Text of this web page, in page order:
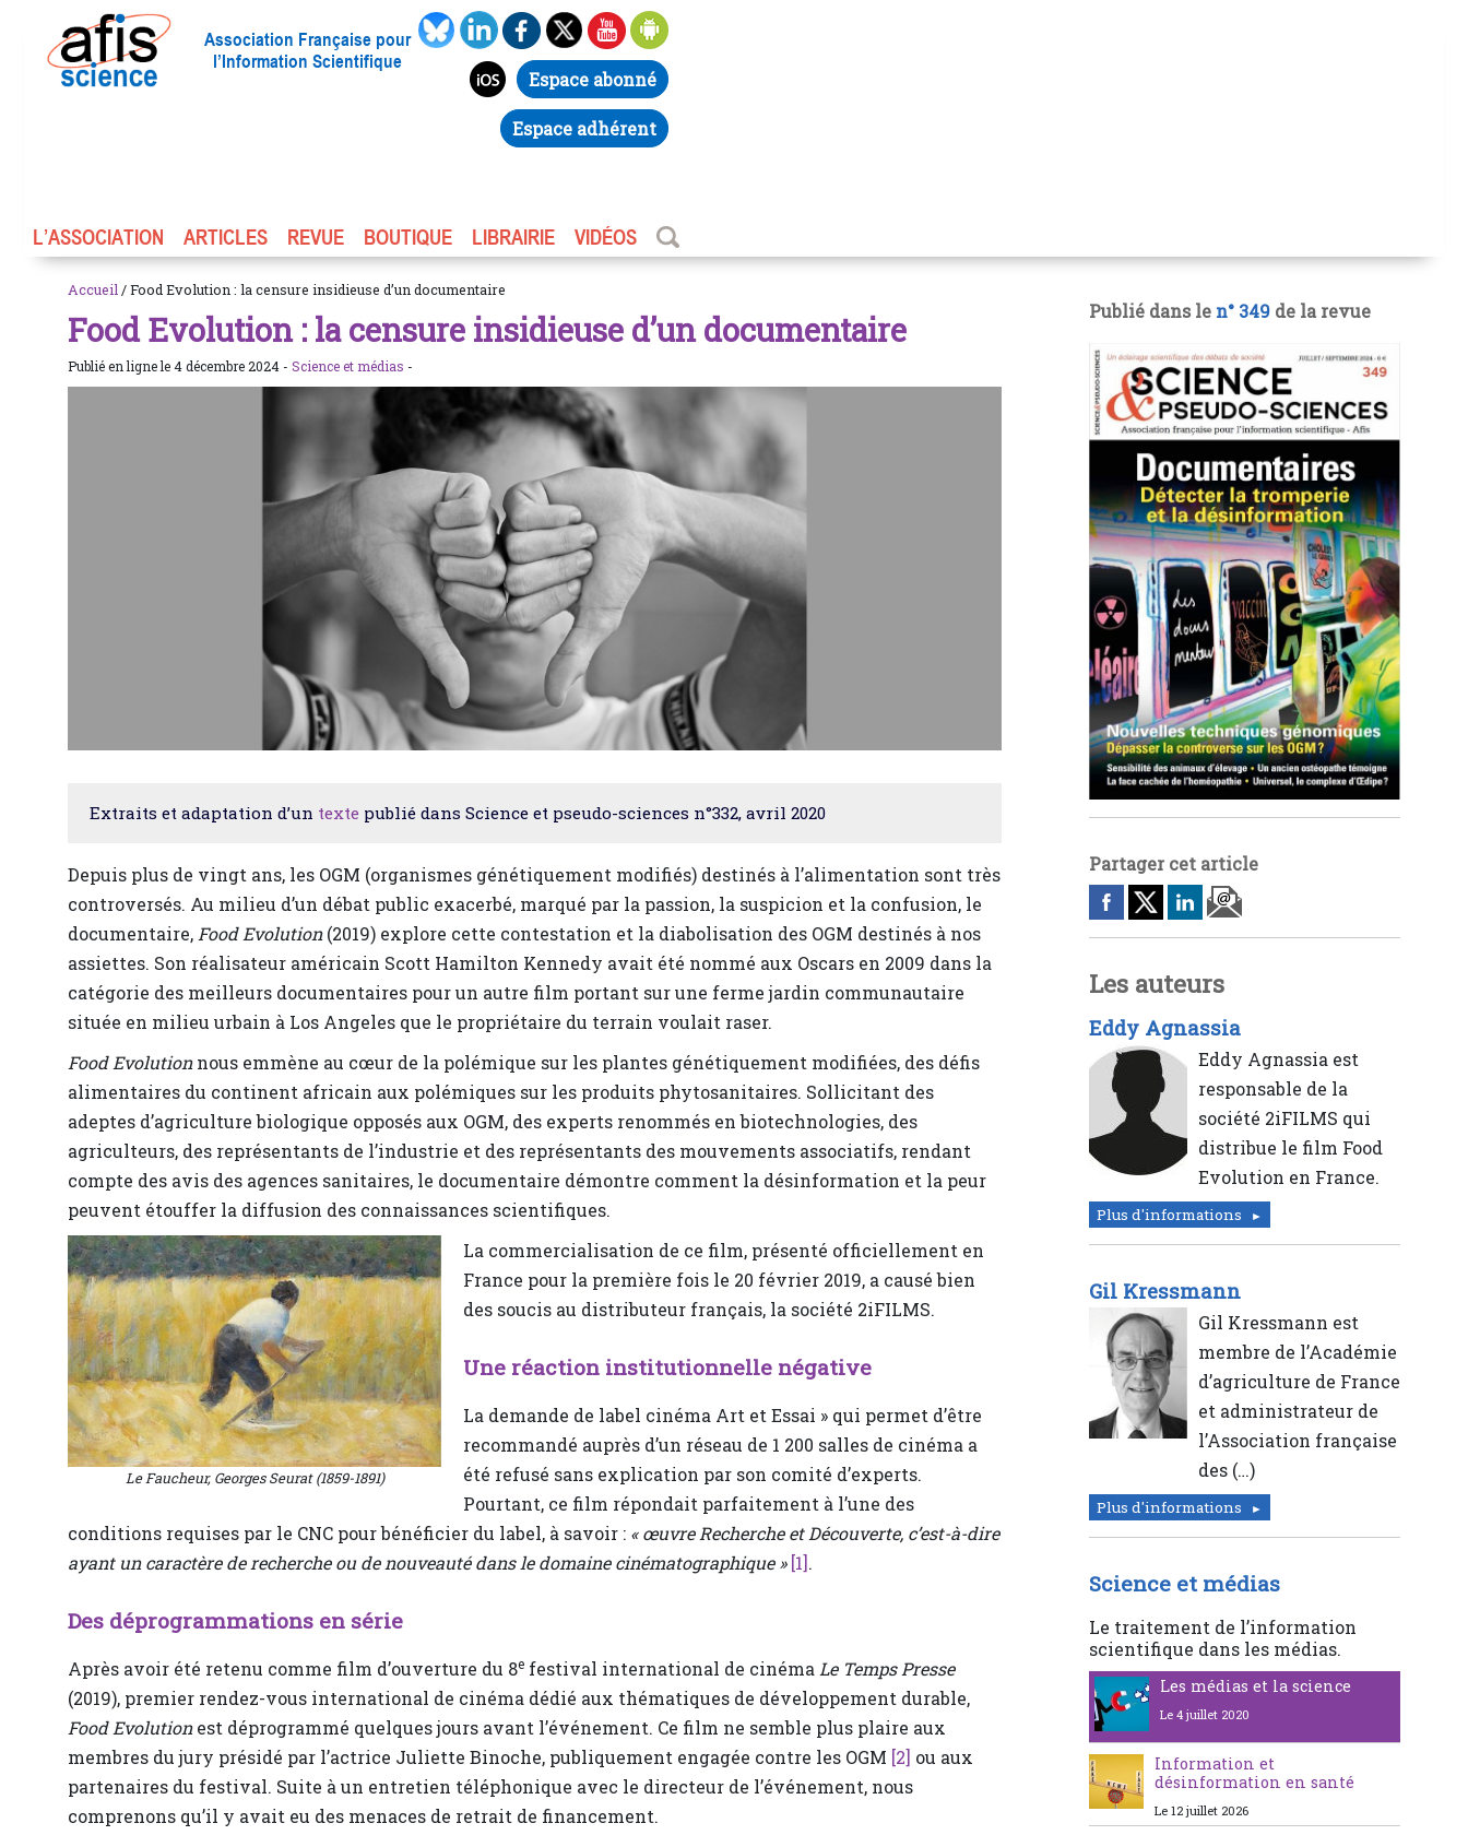
Association Française pour
l’Information Scientifique
Espace abonné
Espace adhérent
L’ASSOCIATION ARTICLES REVUE BOUTIQUE LIBRAIRIE VIDÉOS
Accueil / Food Evolution : la censure insidieuse d’un documentaire
Food Evolution : la censure insidieuse d’un documentaire
Publié en ligne le 4 décembre 2024 - Science et médias -
Extraits et adaptation d’un texte publié dans Science et pseudo-sciences n°332, avril 2020
Depuis plus de vingt ans, les OGM (organismes génétiquement modifiés) destinés à l’alimentation sont très
controversés. Au milieu d’un débat public exacerbé, marqué par la passion, la suspicion et la confusion, le
documentaire, Food Evolution(2019) explore cette contestation et la diabolisation des OGM destinés à nos
assiettes. Son réalisateur américain Scott Hamilton Kennedy avait été nommé aux Oscars en 2009 dans la
catégorie des meilleurs documentaires pour un autre film portant sur une ferme jardin communautaire
située en milieu urbain à Los Angeles que le propriétaire du terrain voulait raser.
Food Evolutionnous emmène au cœur de la polémique sur les plantes génétiquement modifiées, des défis
alimentaires du continent africain aux polémiques sur les produits phytosanitaires. Sollicitant des
adeptes d’agriculture biologique opposés aux OGM, des experts renommés en biotechnologies, des
agriculteurs, des représentants de l’industrie et des représentants des mouvements associatifs, rendant
compte des avis des agences sanitaires, le documentaire démontre comment la désinformation et la peur
peuvent étouffer la diffusion des connaissances scientifiques.
Le Faucheur, Georges Seurat (1859-1891)
La commercialisation de ce film, présenté officiellement en
France pour la première fois le 20 février 2019, a causé bien
des soucis au distributeur français, la société 2iFILMS.
Une réaction institutionnelle négative
La demande de label cinéma Art et Essai » qui permet d’être
recommandé auprès d’un réseau de 1 200 salles de cinéma a
été refusé sans explication par son comité d’experts.
Pourtant, ce film répondait parfaitement à l’une des
conditions requises par le CNC pour bénéficier du label, à savoir : « œuvre Recherche et Découverte, c’est-à-dire
ayant un caractère de recherche ou de nouveauté dans le domaine cinématographique » [1].
Des déprogrammations en série
Après avoir été retenu comme film d’ouverture du 8e festival international de cinéma Le Temps Presse
(2019), premier rendez-vous international de cinéma dédié aux thématiques de développement durable,
Food Evolutionest déprogrammé quelques jours avant l’événement. Ce film ne semble plus plaire aux
membres du jury présidé par l’actrice Juliette Binoche, publiquement engagée contre les OGM [2] ou aux
partenaires du festival. Suite à un entretien téléphonique avec le directeur de l’événement, nous
comprenons qu’il y avait eu des menaces de retrait de financement.
Publié dans le n° 349 de la revue
Partager cet article
Les auteurs
Eddy Agnassia
Eddy Agnassia est
responsable de la
société 2iFILMS qui
distribue le film Food
Evolution en France.
Plus d'informations
Gil Kressmann
Gil Kressmann est
membre de l’Académie
d’agriculture de France
et administrateur de
l’Association française
des (…)
Plus d'informations
Science et médias
Le traitement de l’information
scientifique dans les médias.
Les médias et la science
Le 4 juillet 2020
Information et
désinformation en santé
Le 12 juillet 2026